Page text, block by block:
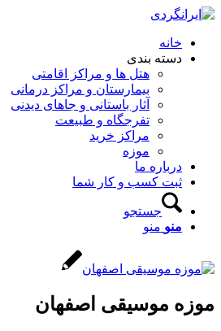
خانه
دسته بندی
هتل ها و مراکز اقامتی
بیمارستان و مراکز درمانی
آثار باستانی و جاهای دیدنی
تفرجگاه و طبیعت
مراکز خرید
موزه
درباره ما
ثبت کسب و کار شما
جستجو
منو منو
موزه موسیقی اصفهان